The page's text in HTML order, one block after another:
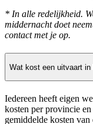
* In alle redelijkheid.
middernacht doet
contact met je op.
Wat kost een uitvaart in
Iedereen heeft eigen
kosten per provincie
gemiddelde kosten